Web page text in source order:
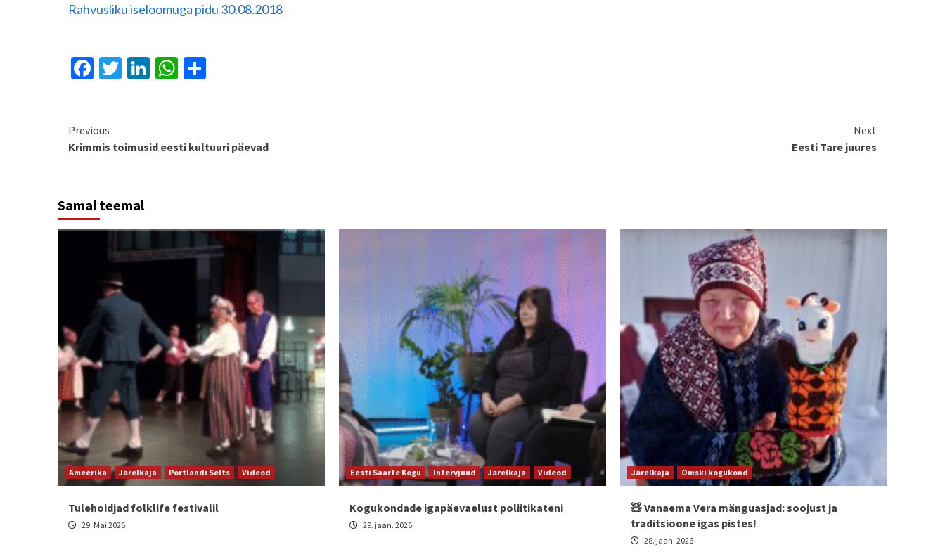
Rahvusliku iseloomuga pidu 30.08.2018
Facebook
Twitter
LinkedIn
WhatsApp
Continue
Reading
Previous
Krimmis toimusid eesti kultuuri päevad
Next
Eesti Tare juures
Samal teemal
Ameerika Järelkaja Portlandi Selts Videod
Tulehoidjad folklife festivalil
29. Mai 2026
Eesti Saarte Kogu Intervjuud Järelkaja Videod
Kogukondade igapäevaelust poliitikateni
29. jaan. 2026
Järelkaja Omski kogukond
🧸 Vanaema Vera mänguasjad: soojust ja
traditsioone igas pistes!
28. jaan. 2026